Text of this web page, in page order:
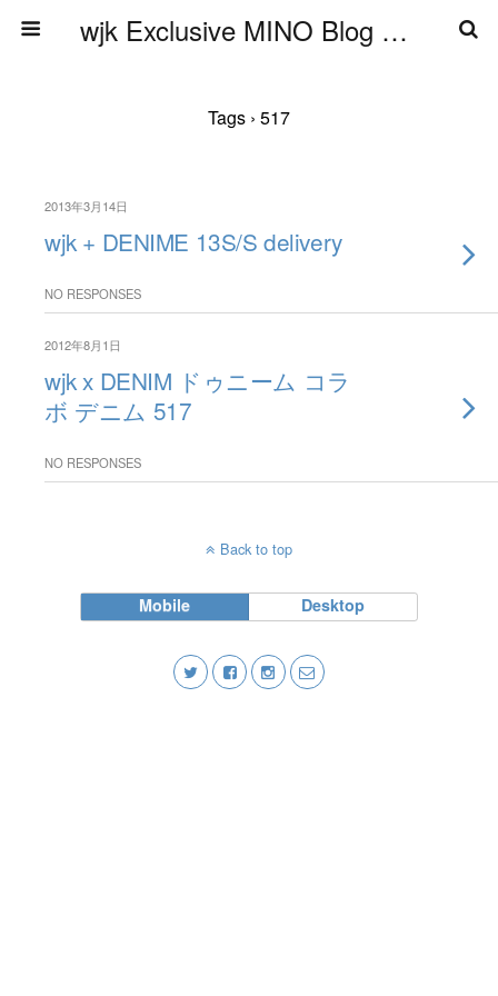
wjk Exclusive MINO Blog ブログ
Tags › 517
2013年3月14日
wjk + DENIME 13S/S delivery
NO RESPONSES
2012年8月1日
wjk x DENIM ドゥニーム コラ
ボ デニム 517
NO RESPONSES
Back to top
Mobile Desktop